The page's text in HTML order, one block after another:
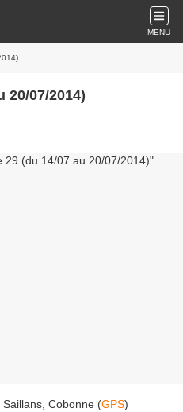
MENU
20/07/2014)
Cobonne (GPS)